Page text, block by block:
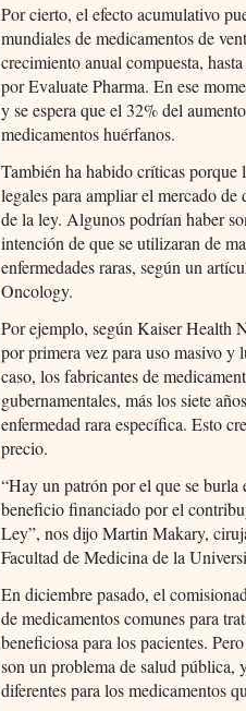
Por cierto, el efecto acumulativo
mundiales de medicamentos de
crecimiento anual compuesta,
por Evaluate Pharma. En ese
y se espera que el 32% del
medicamentos huérfanos.
También ha habido críticas porque
legales para ampliar el mercado
de la ley. Algunos podrían haber
intención de que se utilizaran de
enfermedades raras, según un
Oncology.
Por ejemplo, según Kaiser Health
por primera vez para uso masivo y
caso, los fabricantes de
gubernamentales, más los siete
enfermedad rara específica. Esto
precio.
“Hay un patrón por el que se burla
beneficio financiado por el
Ley”, nos dijo Martin Makary,
Facultad de Medicina de la
En diciembre pasado, el
de medicamentos comunes para
beneficiosa para los pacientes.
son un problema de salud pública,
diferentes para los medicamentos